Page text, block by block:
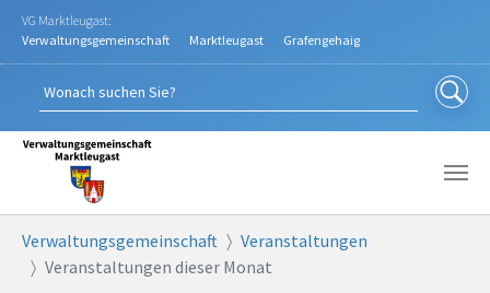
Zum Hauptinhalt springen
VG Marktleugast:
Verwaltungsgemeinschaft
Marktleugast Grafengehaig
Verwaltungsgemeinschaft
Veranstaltungen
Veranstaltungen dieser Monat